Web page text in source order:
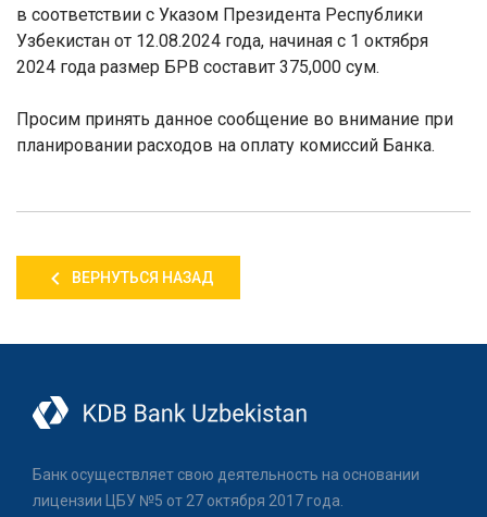
в соответствии с Указом Президента Республики
Узбекистан от 12.08.2024 года, начиная с 1 октября
2024 года размер БРВ составит 375,000 сум.
Просим принять данное сообщение во внимание при
планировании расходов на оплату комиссий Банка.
ВЕРНУТЬСЯ НАЗАД
Банк осуществляет свою деятельность на основании
лицензии ЦБУ №5 от 27 октября 2017 года.